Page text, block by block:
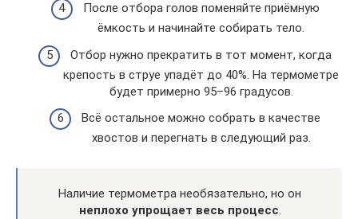
После отбора голов поменяйте приёмную
ёмкость и начинайте собирать тело.
Отбор нужно прекратить в тот момент, когда
крепость в струе упадёт до 40%. На термометре
будет примерно 95–96 градусов.
Всё остальное можно собрать в качестве
хвостов и перегнать в следующий раз.
Наличие термометра необязательно, но он
неплохо упрощает весь процесс.